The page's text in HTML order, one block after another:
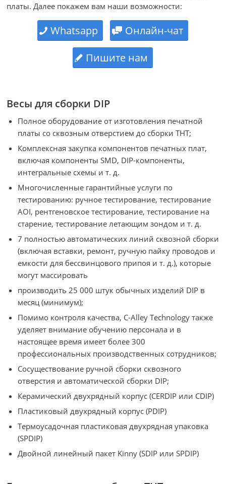
платы. Далее покажем вам наши возможности:
Whatsapp
Онлайн-чат
Пишите нам
Весы для сборки DIP
Полное оборудование от изготовления печатной
платы со сквозным отверстием до сборки THT;
Комплексная закупка компонентов печатных плат,
включая компоненты SMD, DIP-компоненты,
интегральные схемы и т. д.
Многочисленные гарантийные услуги по
тестированию: ручное тестирование, тестирование
AOI, рентгеновское тестирование, тестирование на
старение, тестирование летающим зондом и т. д.
7 полностью автоматических линий сквозной сборки
(включая вставки, ремонт, ручную пайку проводов и
емкости для бессвинцового припоя и т. д.), которые
могут массировать
производить 25 000 штук обычных изделий DIP в
месяц (минимум);
Помимо контроля качества, C-Alley Technology также
уделяет внимание обучению персонала и в
настоящее время имеет более 300
профессиональных производственных сотрудников;
Сосуществование ручной сборки сквозного
отверстия и автоматической сборки DIP;
Керамический двухрядный корпус (CERDIP или CDIP)
Пластиковый двухрядный корпус (PDIP)
Термоусадочная пластиковая двухрядная упаковка
(SPDIP)
Двойной линейный пакет Kinny (SDIP или SPDIP)